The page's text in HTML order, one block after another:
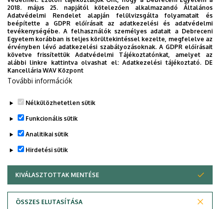
készített. Az alkalmazás bevezetésével célunk, hogy
segítsünk eligazodni az egyetemi mindennapokban, a
tanulmányaiddal kapcsolatban gyorsan elérhető
információkat biztosítsunk, útmutatót adjunk az egyetemi
évek során felmerülő helyzetekkel, kérdésekkel
kapcsolatban, továbbá „zsebközelbe” hozzuk az Egyetem
és Debrecen város kulturális és sport életét.
Adatvédelem
2018. május 25. napjától kötelezően alkalmazandó Általános
Adatvédelmi Rendelet alapján felülvizsgálta folyamatait és
beépítette a GDPR előírásait az adatkezelési és adatvédelmi
tevékenységébe. A felhasználók személyes adatait a Debreceni
Egyetem korábban is teljes körültekintéssel kezelte, megfelelve az
érvényben lévő adatkezelési szabályozásoknak. A GDPR előírásait
követve frissítettük Adatvédelmi Tájékoztatónkat, amelyet az
alábbi linkre kattintva olvashat el:Adatkezelési tájékoztató. DE
Kancellária WAV Központ
További információk
Nélkülözhetetlen sütik
Funkcionális sütik
Analitikai sütik
Hirdetési sütik
KIVÁLASZTOTTAK MENTÉSE
ÖSSZES ELUTASÍTÁSA
WITHDRAW CONSENT